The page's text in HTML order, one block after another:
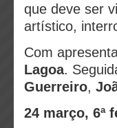
que deve ser
artístico,
Com
Lagoa.
Guerreiro,
24 março, 6ª